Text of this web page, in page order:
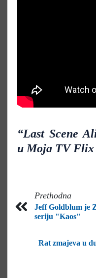
“Last Scene
u Moja TV Flix
Prethodna
Jeff Goldblum je
seriju "Kaos"
Rat zmajeva u